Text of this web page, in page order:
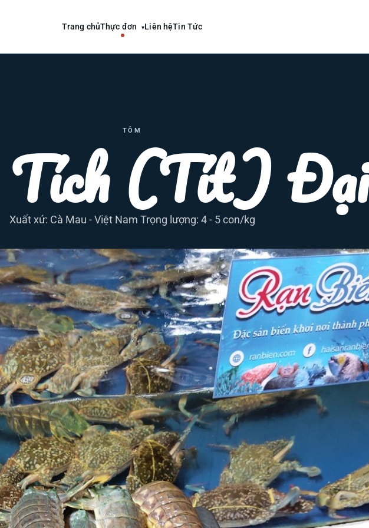
Trang chủThực đơn ▾Liên hệTin Tức
TÔM
Tích (Tít) Đại
Xuất xứ: Cà Mau - Việt Nam Trọng lượng: 4 - 5 con/kg